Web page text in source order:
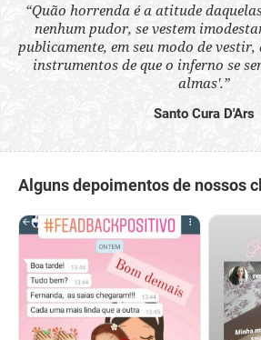
“Quão horrenda é a atitude
nenhum pudor, se vestem
publicamente, em seu modo de vestir,
instrumentos de que o inferno se
almas'.”
Santo Cura D'Ars
Alguns depoimentos de nossos